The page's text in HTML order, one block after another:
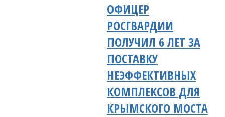
ОФИЦЕР
РОСГВАРДИИ
ПОЛУЧИЛ 6 ЛЕТ ЗА
ПОСТАВКУ
НЕЭФФЕКТИВНЫХ
КОМПЛЕКСОВ ДЛЯ
КРЫМСКОГО МОСТА